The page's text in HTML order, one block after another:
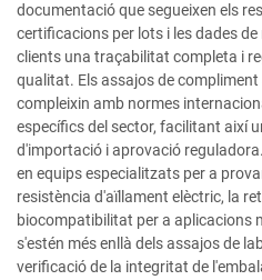
documentació que segueixen els
certificacions per lots i les dades
clients una traçabilitat completa i
qualitat. Els assajos de
compleixin amb normes
específics del sector, facilitant així
d'importació i aprovació
en equips especialitzats per a
resistència d'aïllament elèctric, la
biocompatibilitat per a aplicacions
s'estén més enllà dels assajos de
verificació de la integritat de